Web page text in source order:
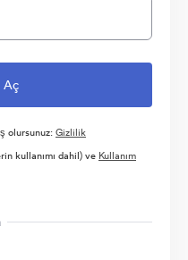
olursunuz:Gizlilik
kullanımı dahil) ve Kullanım